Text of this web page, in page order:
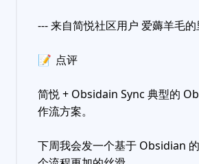
--- 来自简悦社区用户 爱薅羊毛
📝 点评
简悦 + Obsidain Sync 典型的
作流方案。
下周我会发一个基于 Obsidian